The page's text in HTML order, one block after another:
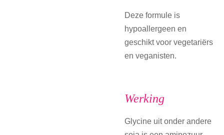
Deze formule is
hypoallergeen en
geschikt voor vegetariërs
en veganisten.
Werking
Glycine uit onder andere